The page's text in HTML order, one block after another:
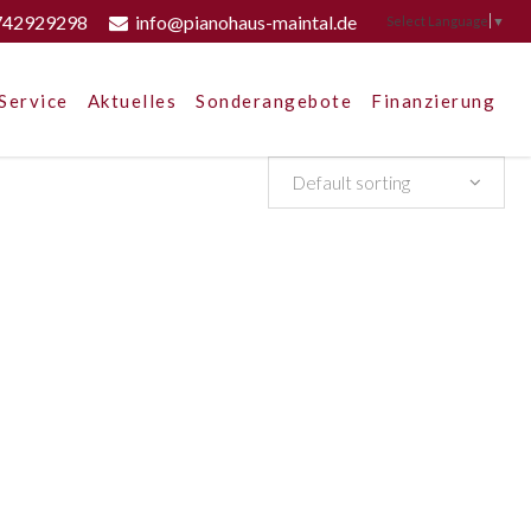
info@pianohaus-maintal.de Select Language ▼
Aktuelles Sonderangebote Finanzierung
Default sorting